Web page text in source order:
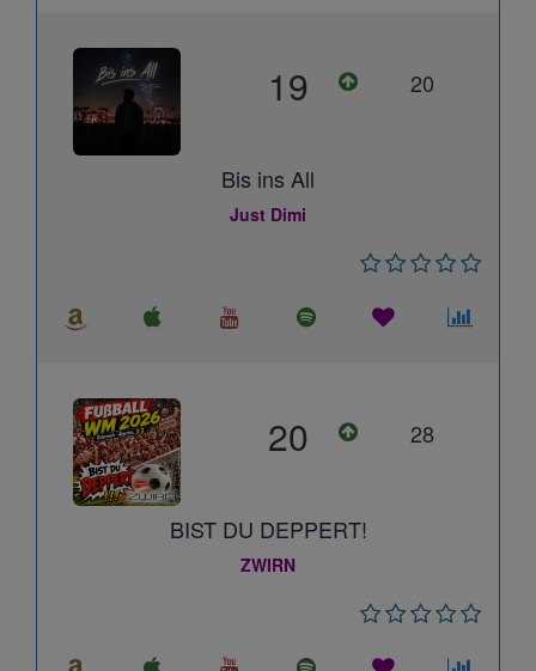
19 20
Bis ins All
Just Dimi
20 28
BIST DU DEPPERT!
ZWIRN